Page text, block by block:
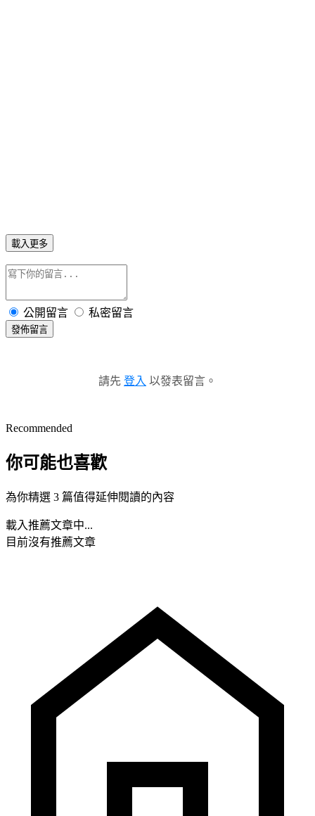
載入更多
公開留言 私密留言
發佈留言
請先 登入 以發表留言。
Recommended
你可能也喜歡
為你精選 3 篇值得延伸閱讀的內容
載入推薦文章中...
目前沒有推薦文章